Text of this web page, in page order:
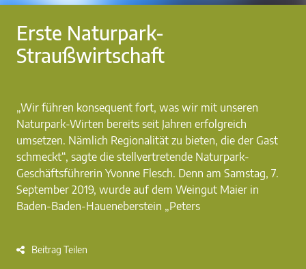
Erste Naturpark-
Straußwirtschaft
„Wir führen konsequent fort, was wir mit unseren
Naturpark-Wirten bereits seit Jahren erfolgreich
umsetzen. Nämlich Regionalität zu bieten, die der Gast
schmeckt“, sagte die stellvertretende Naturpark-
Geschäftsführerin Yvonne Flesch. Denn am Samstag, 7.
September 2019, wurde auf dem Weingut Maier in
Baden-Baden-Haueneberstein „Peters
Beitrag Teilen